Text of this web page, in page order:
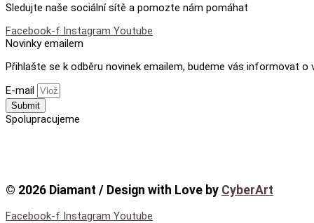
Sledujte naše sociální sítě a pomozte nám pomáhat
Facebook-f Instagram Youtube
Novinky emailem
Přihlašte se k odběru novinek emailem, budeme vás informovat
E-mail
Submit
Spolupracujeme
© 2026 Diamant / Design with Love by CyberArt
Facebook-f Instagram Youtube